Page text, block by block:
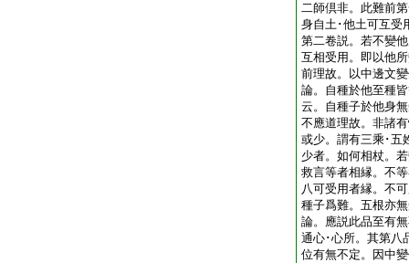
二師倶非。此難前
身自土･他土可互受
第二卷説。若不變
互相受用。即以他
前理故。以中邊文
論。自種於他至種
云。自種子於他身
不應道理故。非諸
或少。謂有三乘･五
少者。如何相杖。
救言等者相縁。不
八可受用者縁。不
種子爲難。五根亦
論。應説此品至有
通心･心所。其第八
位有無不定。因中